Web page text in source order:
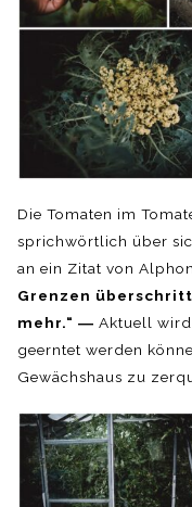
Die Tomaten im
sprichwörtlich über
an ein Zitat von
Grenzen
mehr.“ ― Aktuell
geerntet werden
Gewächshaus zu